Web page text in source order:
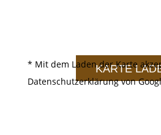
KARTE
* Mit dem Laden der Karte
Datenschutzerklärung von